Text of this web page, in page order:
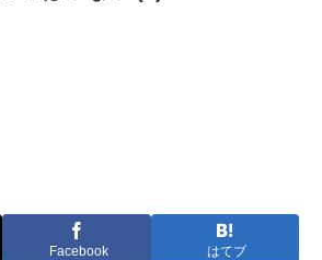
Facebook はてブ